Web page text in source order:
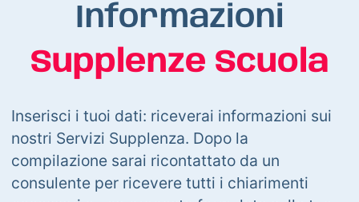
Informazioni
Supplenze Scuola
Inserisci i tuoi dati: riceverai informazioni sui
nostri Servizi Supplenza. Dopo la
compilazione sarai ricontattato da un
consulente per ricevere tutti i chiarimenti